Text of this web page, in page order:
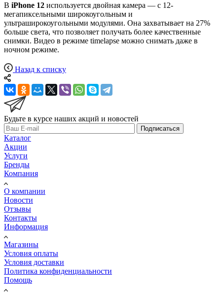
В iPhone 12 используется двойная камера — с 12-
мегапиксельными широкоугольным и
ультраширокоугольными модулями. Она захватывает на 27%
больше света, что позволяет получать более качественные
снимки. Видео в режиме timelapse можно снимать даже в
ночном режиме.
Назад к списку
Будьте в курсе наших акций и новостей
Подписаться
Каталог
Акции
Услуги
Бренды
Компания
О компании
Новости
Отзывы
Контакты
Информация
Магазины
Условия оплаты
Условия доставки
Политика конфиденциальности
Помощь